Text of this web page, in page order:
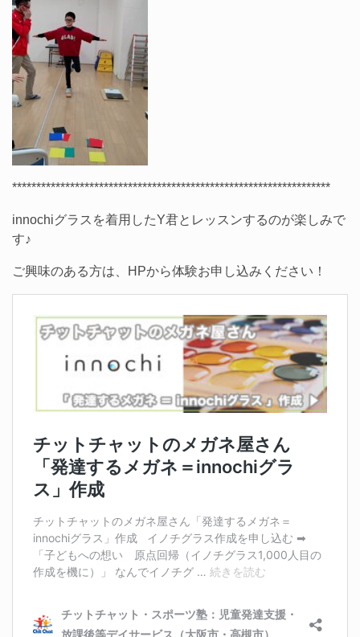
******************************************************************
innochiグラスを着用したY君とレッスンするのが楽しみで
す♪
ご興味のある方は、HPから体験お申し込みください！